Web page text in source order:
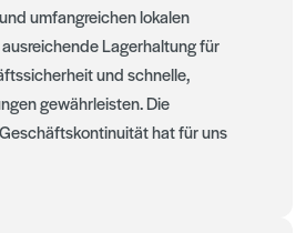
umfangreichen lokalen
Lagerhaltung für
und schnelle,
gewährleisten. Die
hat für uns